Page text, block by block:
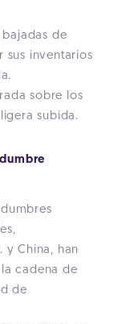
de
sus inventarios
sobre los
subida.
y China, han
cadena de
de